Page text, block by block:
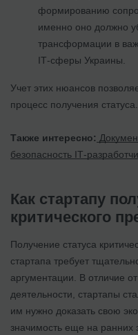
формированию
именно оно должно
трансформации в
IТ-сферы Украины.
Учет этих нюансов
процесс получения статуса.
Также интересно:
безопасность IТ-
Как стартапу
критического
Получение статуса
стартапа требует
аргументации. В отличие
деятельности, стартапы
им нужно доказать свою
значимость еще на ранних